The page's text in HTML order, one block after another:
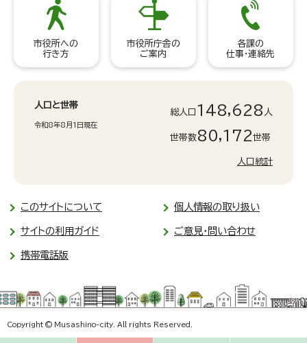
市役所への
行き方
市役所庁舎の
ご案内
各課の
仕事・連絡先
人口と世帯
令和8年8月1日現在
総人口 148,628 人
世帯数80,172世帯
人口統計
このサイトについて 個人情報の取り扱い
サイトの利用ガイド ご意見・問い合わせ
携帯電話版
Copyright © Musashino-city. All rights Reserved.